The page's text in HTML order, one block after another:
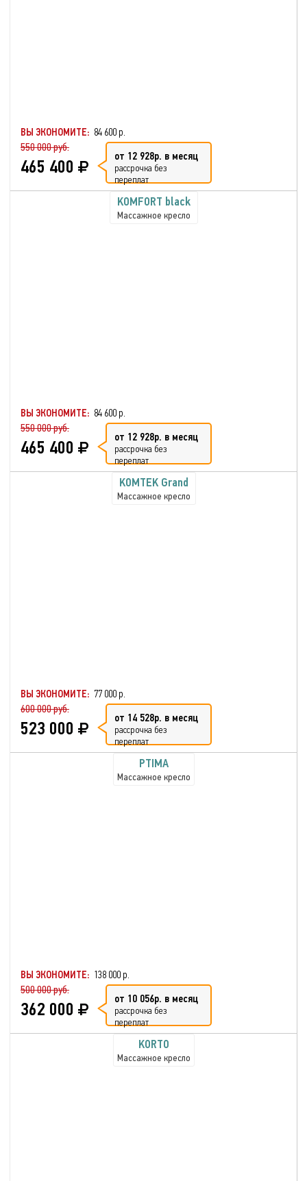
ВЫ ЭКОНОМИТЕ: 84 600 р.
550 000 руб.
465 400 от 12 928р. в месяц
рассрочка без
переплат
KOMFORT black
Массажное кресло
ВЫ ЭКОНОМИТЕ: 84 600 р.
550 000 руб.
465 400 от 12 928р. в месяц
рассрочка без
переплат
KOMTEK Grand
Массажное кресло
ВЫ ЭКОНОМИТЕ: 77 000 р.
600 000 руб.
523 000 от 14 528р. в месяц
рассрочка без
переплат
PTIMA
Массажное кресло
ВЫ ЭКОНОМИТЕ: 138 000 р.
500 000 руб.
362 000 от 10 056р. в месяц
рассрочка без
переплат
KORTO
Массажное кресло